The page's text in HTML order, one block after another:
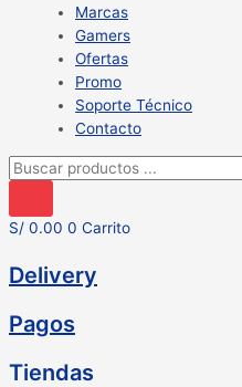
Marcas
Gamers
Ofertas
Promo
Soporte Técnico
Contacto
Búsqueda
productos
S/ 0.00 0 Carrito
Delivery
Pagos
Tiendas